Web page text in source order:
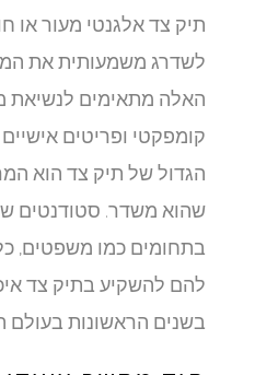
תיק צד אלגנטי מעור או
לשדרג משמעותית את
האלה מתאימים לנשיאת
קומפקטי ופריטים אישיים
הגדול של תיק צד הוא
שהוא משדר. סטודנטים
בתחומים כמו משפטים,
להם להשקיע בתיק צד
בשנים הראשונות בעולם